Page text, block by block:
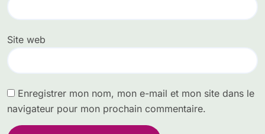
Site web
Enregistrer mon nom, mon e-mail et mon site dans le
navigateur pour mon prochain commentaire.